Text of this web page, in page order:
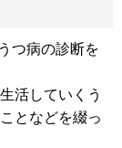
つ病の診断を
活していくう
となどを綴っ